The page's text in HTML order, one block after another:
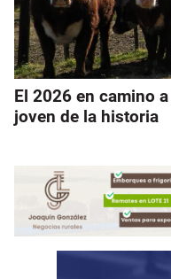
El 2026 en camino
joven de la historia